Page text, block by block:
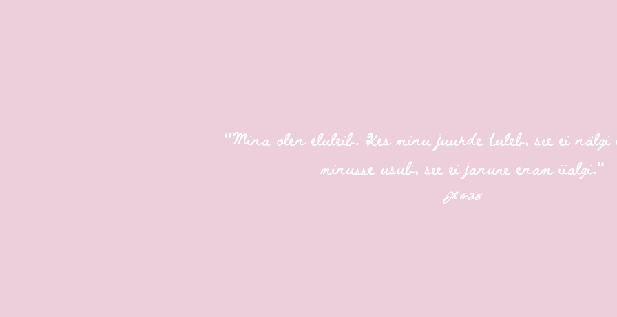
"Mina olen eluleib. Kes minu juurde tuleb, see ei
minusse usub, see ei janune enam iialgi."
Jh 6:35